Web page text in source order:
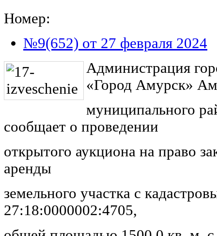
Номер:
№9(652) от 27 февраля 2024
Администрация
«Город Амурск»
муниципального
сообщает о проведении
открытого аукциона на право
аренды
земельного участка с
27:18:0000002:4705,